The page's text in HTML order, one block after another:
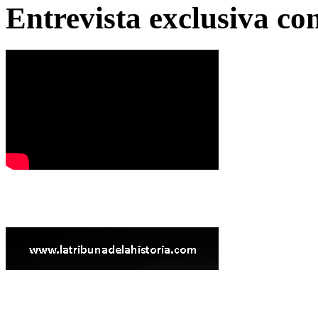
Entrevista exclusiva